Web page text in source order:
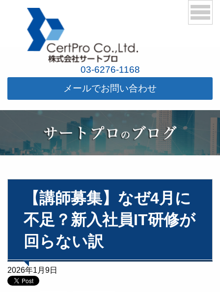
03-6276-1168
メールでお問い合わせ
【講師募集】なぜ4月に
不足？新入社員IT研修が
回らない訳
2026年1月9日